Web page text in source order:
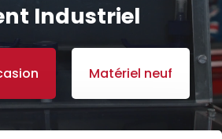
Industriel
Matériel neuf